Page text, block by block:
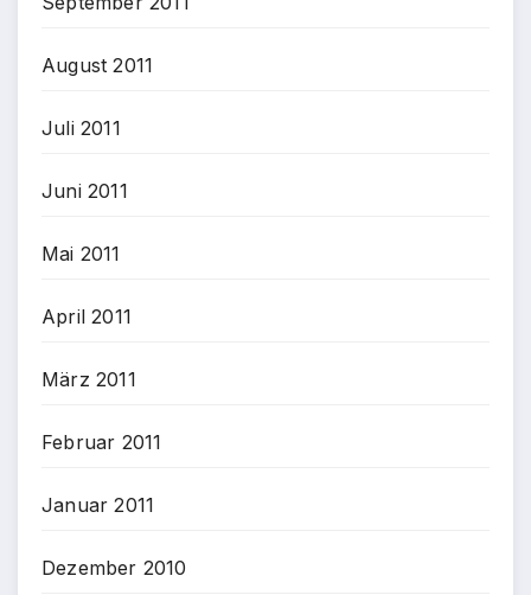
August 2011
Juli 2011
Juni 2011
Mai 2011
April 2011
März 2011
Februar 2011
Januar 2011
Dezember 2010